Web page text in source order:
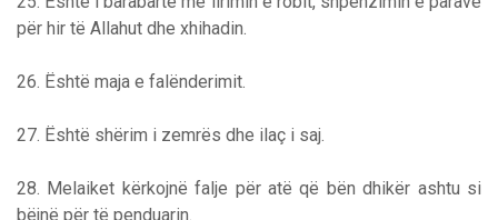
për hir të Allahut dhe xhihadin.
26. Është maja e falënderimit.
27. Është shërim i zemrës dhe ilaç i saj.
28. Melaiket kërkojnë falje për atë që bën dhikër ashtu si
bëjnë për të penduarin.